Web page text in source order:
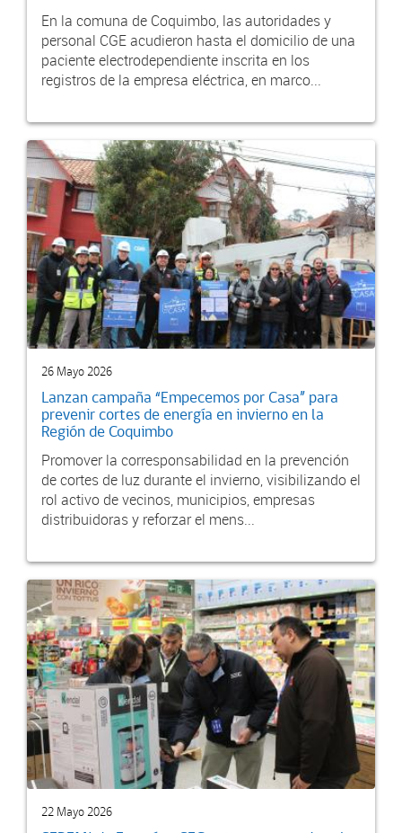
En la comuna de Coquimbo, las autoridades y
personal CGE acudieron hasta el domicilio de una
paciente electrodependiente inscrita en los
registros de la empresa eléctrica, en marco...
26 Mayo 2026
Lanzan campaña “Empecemos por Casa” para
prevenir cortes de energía en invierno en la
Región de Coquimbo
Promover la corresponsabilidad en la prevención
de cortes de luz durante el invierno, visibilizando el
rol activo de vecinos, municipios, empresas
distribuidoras y reforzar el mens...
22 Mayo 2026